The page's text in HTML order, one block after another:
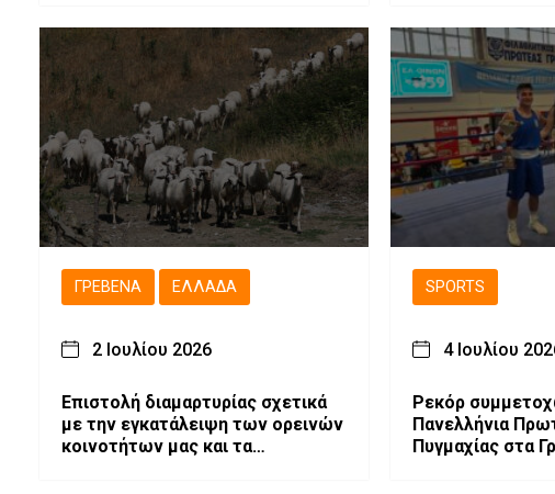
ΓΡΕΒΕΝΆ ΕΛΛΆΔΑ
2 Ιουλίου 2026
Επιστολή διαμαρτυρίας σχετικά
με την εγκατάλειψη των ορεινών
κοινοτήτων μας και τα
SPORTS
4 Ιουλίου
Ρεκόρ
Πανελλήνια
Πυγμαχίας στα